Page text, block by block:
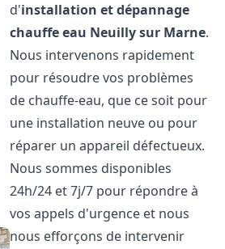
d'installation et dépannage
chauffe eau Neuilly sur Marne.
Nous intervenons rapidement
pour résoudre vos problèmes
de chauffe-eau, que ce soit pour
une installation neuve ou pour
réparer un appareil défectueux.
Nous sommes disponibles
24h/24 et 7j/7 pour répondre à
vos appels d'urgence et nous
nous efforçons de intervenir